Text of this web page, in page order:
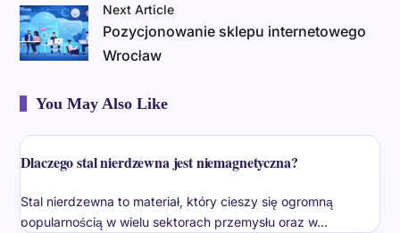
Next Article
Pozycjonowanie sklepu internetowego
Wrocław
You May Also Like
Dlaczego stal nierdzewna jest niemagnetyczna?
Stal nierdzewna to materiał, który cieszy się ogromną
popularnością w wielu sektorach przemysłu oraz w…